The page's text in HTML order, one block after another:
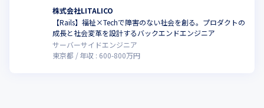
年収での応募ですが、障害福祉領域や開発組織や事業のキャッチ
アップを進め、より広い範囲のプロダクトや開発組織、事業拡大
する中での責任者を担って頂きたい期待もございます。そうする
ことで、本求人より1つ上の給与レンジを目指せる幅が用意されて
います（開発MGRを統括する部門長：1500万〜2000万）
株式会社LITALICO
【Rails】福祉×Techで障害のない社会を創る。プロダクトの
成長と社会変革を設計するバックエンドエンジニア
サーバーサイドエンジニア
東京都
年収 : 600-800万円